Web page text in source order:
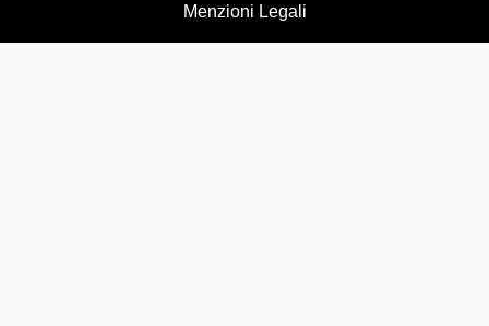
Menzioni Legali